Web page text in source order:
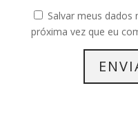
Salvar meus dados
próxima vez que eu